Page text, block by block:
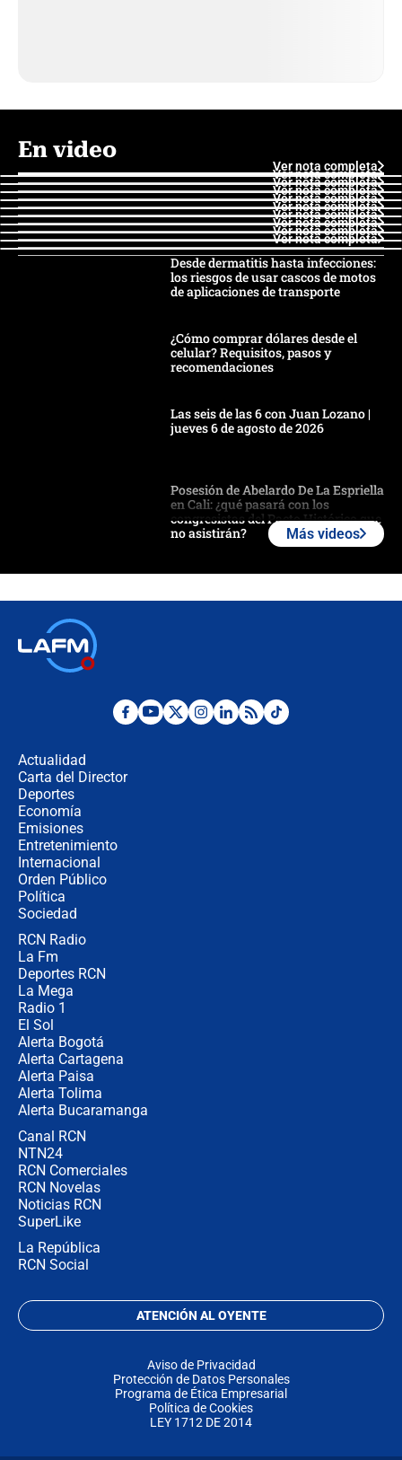
En video
Ver nota completa
Ver nota completa
Ver nota completa
Ver nota completa
Ver nota completa
Ver nota completa
Ver nota completa
Ver nota completa
Ver nota completa
Ver nota completa
Desde dermatitis hasta infecciones:
los riesgos de usar cascos de motos
de aplicaciones de transporte
¿Cómo comprar dólares desde el
celular? Requisitos, pasos y
recomendaciones
Las seis de las 6 con Juan Lozano |
jueves 6 de agosto de 2026
Posesión de Abelardo De La Espriella
en Cali: ¿qué pasará con los
congresistas del Pacto Histórico que
no asistirán?
crece el pulso por la elección del
¿Por qué De la Espriella gobernará
Más videos
Actualidad
Carta del Director
Deportes
Economía
Emisiones
Entretenimiento
Internacional
Orden Público
Política
Sociedad
RCN Radio
La Fm
Deportes RCN
La Mega
Radio 1
El Sol
Alerta Bogotá
Alerta Cartagena
Alerta Paisa
Alerta Tolima
Alerta Bucaramanga
Canal RCN
NTN24
RCN Comerciales
RCN Novelas
Noticias RCN
SuperLike
La República
RCN Social
ATENCIÓN AL OYENTE
Aviso de Privacidad
Protección de Datos Personales
Programa de Ética Empresarial
Política de Cookies
LEY 1712 DE 2014